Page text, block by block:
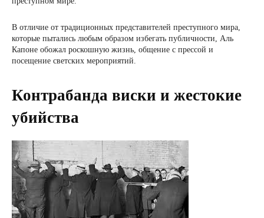
В отличие от традиционных представителей преступного мира,
которые пытались любым образом избегать публичности, Аль
Капоне обожал роскошную жизнь, общение с прессой и
посещение светских мероприятий.
Контрабанда виски и жестокие
убийства